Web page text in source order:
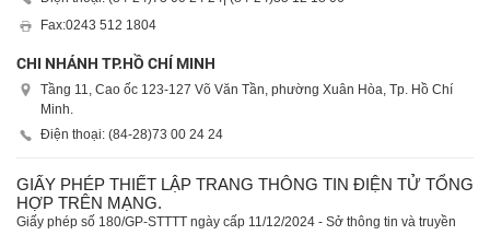
Fax:0243 512 1804
CHI NHÁNH TP.HỒ CHÍ MINH
Tầng 11, Cao ốc 123-127 Võ Văn Tần, phường Xuân Hòa, Tp. Hồ Chí
Minh.
Điện thoại: (84-28)73 00 24 24
GIẤY PHÉP THIẾT LẬP TRANG THÔNG TIN ĐIỆN TỬ TỔNG
HỢP TRÊN MẠNG.
Giấy phép số 180/GP-STTTT ngày cấp 11/12/2024 - Sở thông tin và truyền